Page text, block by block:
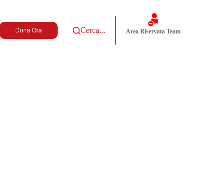
Dona Ora Cerca... Area Riservata Team